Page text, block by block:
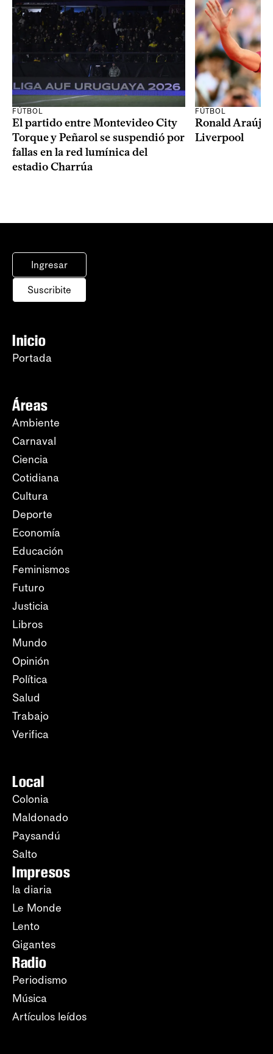
FÚTBOL
El partido entre Montevideo City
Torque y Peñarol se suspendió por
fallas en la red lumínica del
estadio Charrúa
FÚTBOL
Ronald Araújo
Liverpool
Ingresar
Suscribite
Inicio
Portada
Áreas
Ambiente
Carnaval
Ciencia
Cotidiana
Cultura
Deporte
Economía
Educación
Feminismos
Futuro
Justicia
Libros
Mundo
Opinión
Política
Salud
Trabajo
Verifica
Local
Colonia
Maldonado
Paysandú
Salto
Impresos
la diaria
Le Monde
Lento
Gigantes
Radio
Periodismo
Música
Artículos leídos